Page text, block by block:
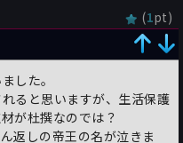
るアパートを確認しに
入れてくる相手にうん
ろ…。
する通報について描か
(1pt)
した。
ると思いますが、生活保護
が杜撰なのでは？
返しの帝王の名が泣きま